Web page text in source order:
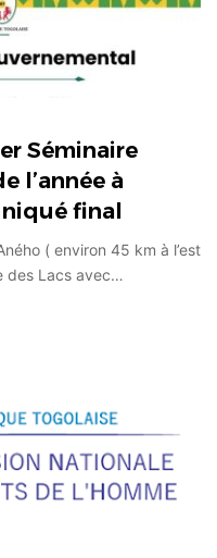
Séminaire
l’année à
final
( environ 45 km à l’est
des Lacs avec…